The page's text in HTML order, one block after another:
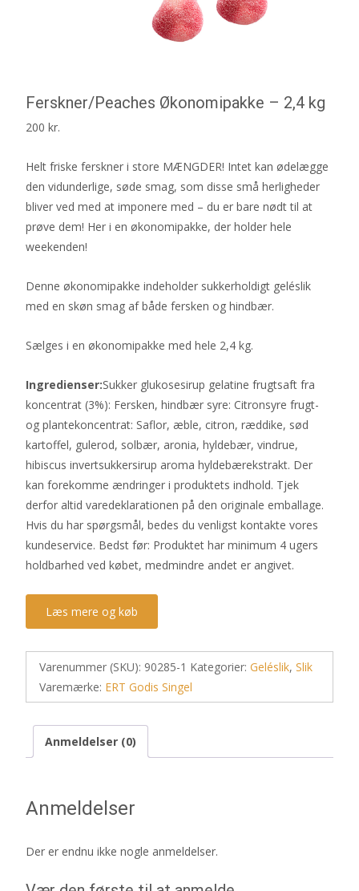
Ferskner/Peaches Økonomipakke – 2,4 kg
200 kr.
Helt friske ferskner i store MÆNGDER! Intet kan ødelægge
den vidunderlige, søde smag, som disse små herligheder
bliver ved med at imponere med – du er bare nødt til at
prøve dem! Her i en økonomipakke, der holder hele
weekenden!
Denne økonomipakke indeholder sukkerholdigt geléslik
med en skøn smag af både fersken og hindbær.
Sælges i en økonomipakke med hele 2,4 kg.
Ingredienser:Sukker glukosesirup gelatine frugtsaft fra
koncentrat (3%): Fersken, hindbær syre: Citronsyre frugt-
og plantekoncentrat: Saflor, æble, citron, ræddike, sød
kartoffel, gulerod, solbær, aronia, hyldebær, vindrue,
hibiscus invertsukkersirup aroma hyldebærekstrakt. Der
kan forekomme ændringer i produktets indhold. Tjek
derfor altid varedeklarationen på den originale emballage.
Hvis du har spørgsmål, bedes du venligst kontakte vores
kundeservice. Bedst før: Produktet har minimum 4 ugers
holdbarhed ved købet, medmindre andet er angivet.
Læs mere og køb
Varenummer (SKU): 90285-1 Kategorier: Geléslik, Slik
Varemærke: ERT Godis Singel
Anmeldelser (0)
Anmeldelser
Der er endnu ikke nogle anmeldelser.